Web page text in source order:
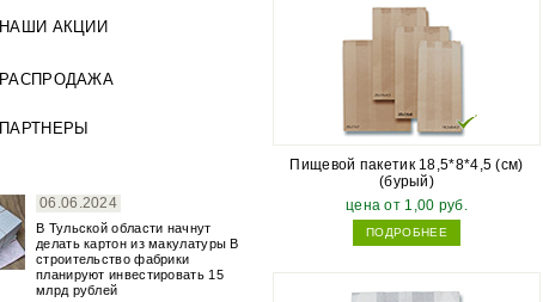
НАШИ АКЦИИ
РАСПРОДАЖА
ПАРТНЕРЫ
06.06.2024
В Тульской области начнут
делать картон из макулатуры В
строительство фабрики
планируют инвестировать 15
млрд рублей
Пищевой пакетик 18,5*8*4,5 (см)
(бурый)
цена от 1,00 руб.
ПОДРОБНЕЕ